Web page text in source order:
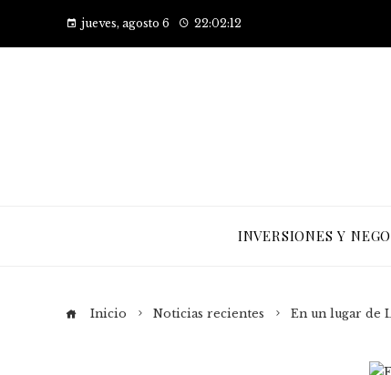
jueves, agosto 6 22:02:13
INVERSIONES Y
Inicio Noticias recientes En un lugar de